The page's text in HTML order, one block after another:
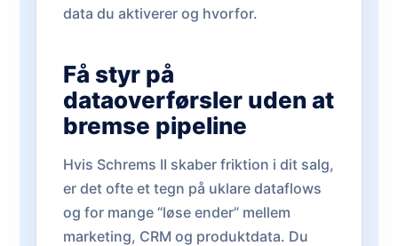
data du aktiverer og hvorfor.
Få styr på
dataoverførsler uden at
bremse pipeline
Hvis Schrems II skaber friktion i dit salg,
er det ofte et tegn på uklare dataflows
og for mange “løse ender” mellem
marketing, CRM og produktdata. Du